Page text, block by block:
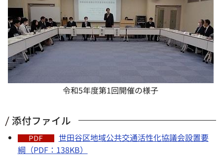
令和5年度第1回開催の様子
添付ファイル
世田谷区地域公共交通活性化協議会設置要
綱（PDF：138KB）